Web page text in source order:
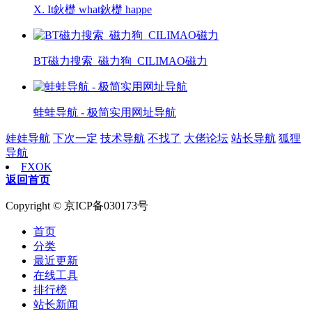
X. It鈥檚 what鈥檚 happe
BT磁力搜索_磁力狗_CILIMAO磁力
蛙蛙导航 - 极简实用网址导航
娃娃导航 下次一定 技术导航 不找了 大佬论坛 站长导航 狐狸
导航
FXOK
返回首页
Copyright © 京ICP备030173号
首页
分类
最近更新
在线工具
排行榜
站长新闻